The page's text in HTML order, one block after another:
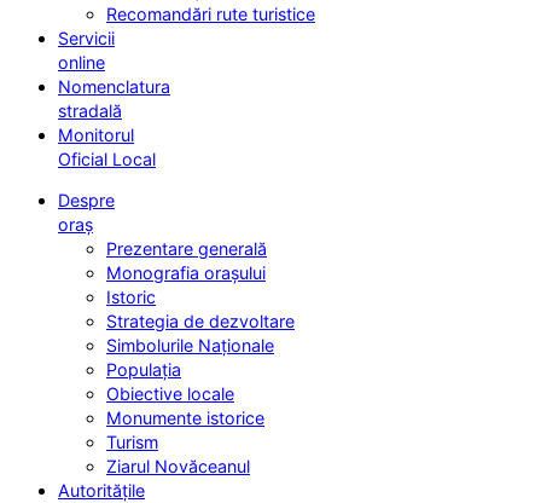
Recomandări rute turistice
Servicii
online
Nomenclatura
stradală
Monitorul
Oficial Local
Despre
oraș
Prezentare generală
Monografia orașului
Istoric
Strategia de dezvoltare
Simbolurile Naționale
Populația
Obiective locale
Monumente istorice
Turism
Ziarul Novăceanul
Autoritățile